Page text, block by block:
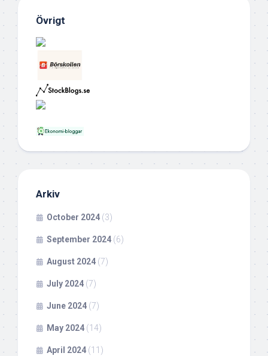
Övrigt
Arkiv
October 2024 (3)
September 2024 (6)
August 2024 (7)
July 2024 (7)
June 2024 (7)
May 2024 (14)
April 2024 (11)